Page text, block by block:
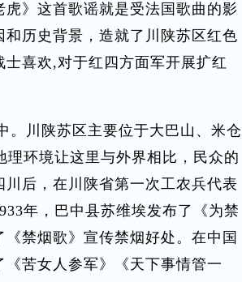
》这首歌谣就是受法国歌曲的影
历史背景，造就了川陕苏区红色
喜欢,对于红四方面军开展扩红
川陕苏区主要位于大巴山、米仓
理环境让这里与外界相比，民众的
后，在川陕省第一次工农兵代表
年，巴中县苏维埃发布了《为禁
禁烟歌》宣传禁烟好处。在中国
苦女人参军》《天下事情管一